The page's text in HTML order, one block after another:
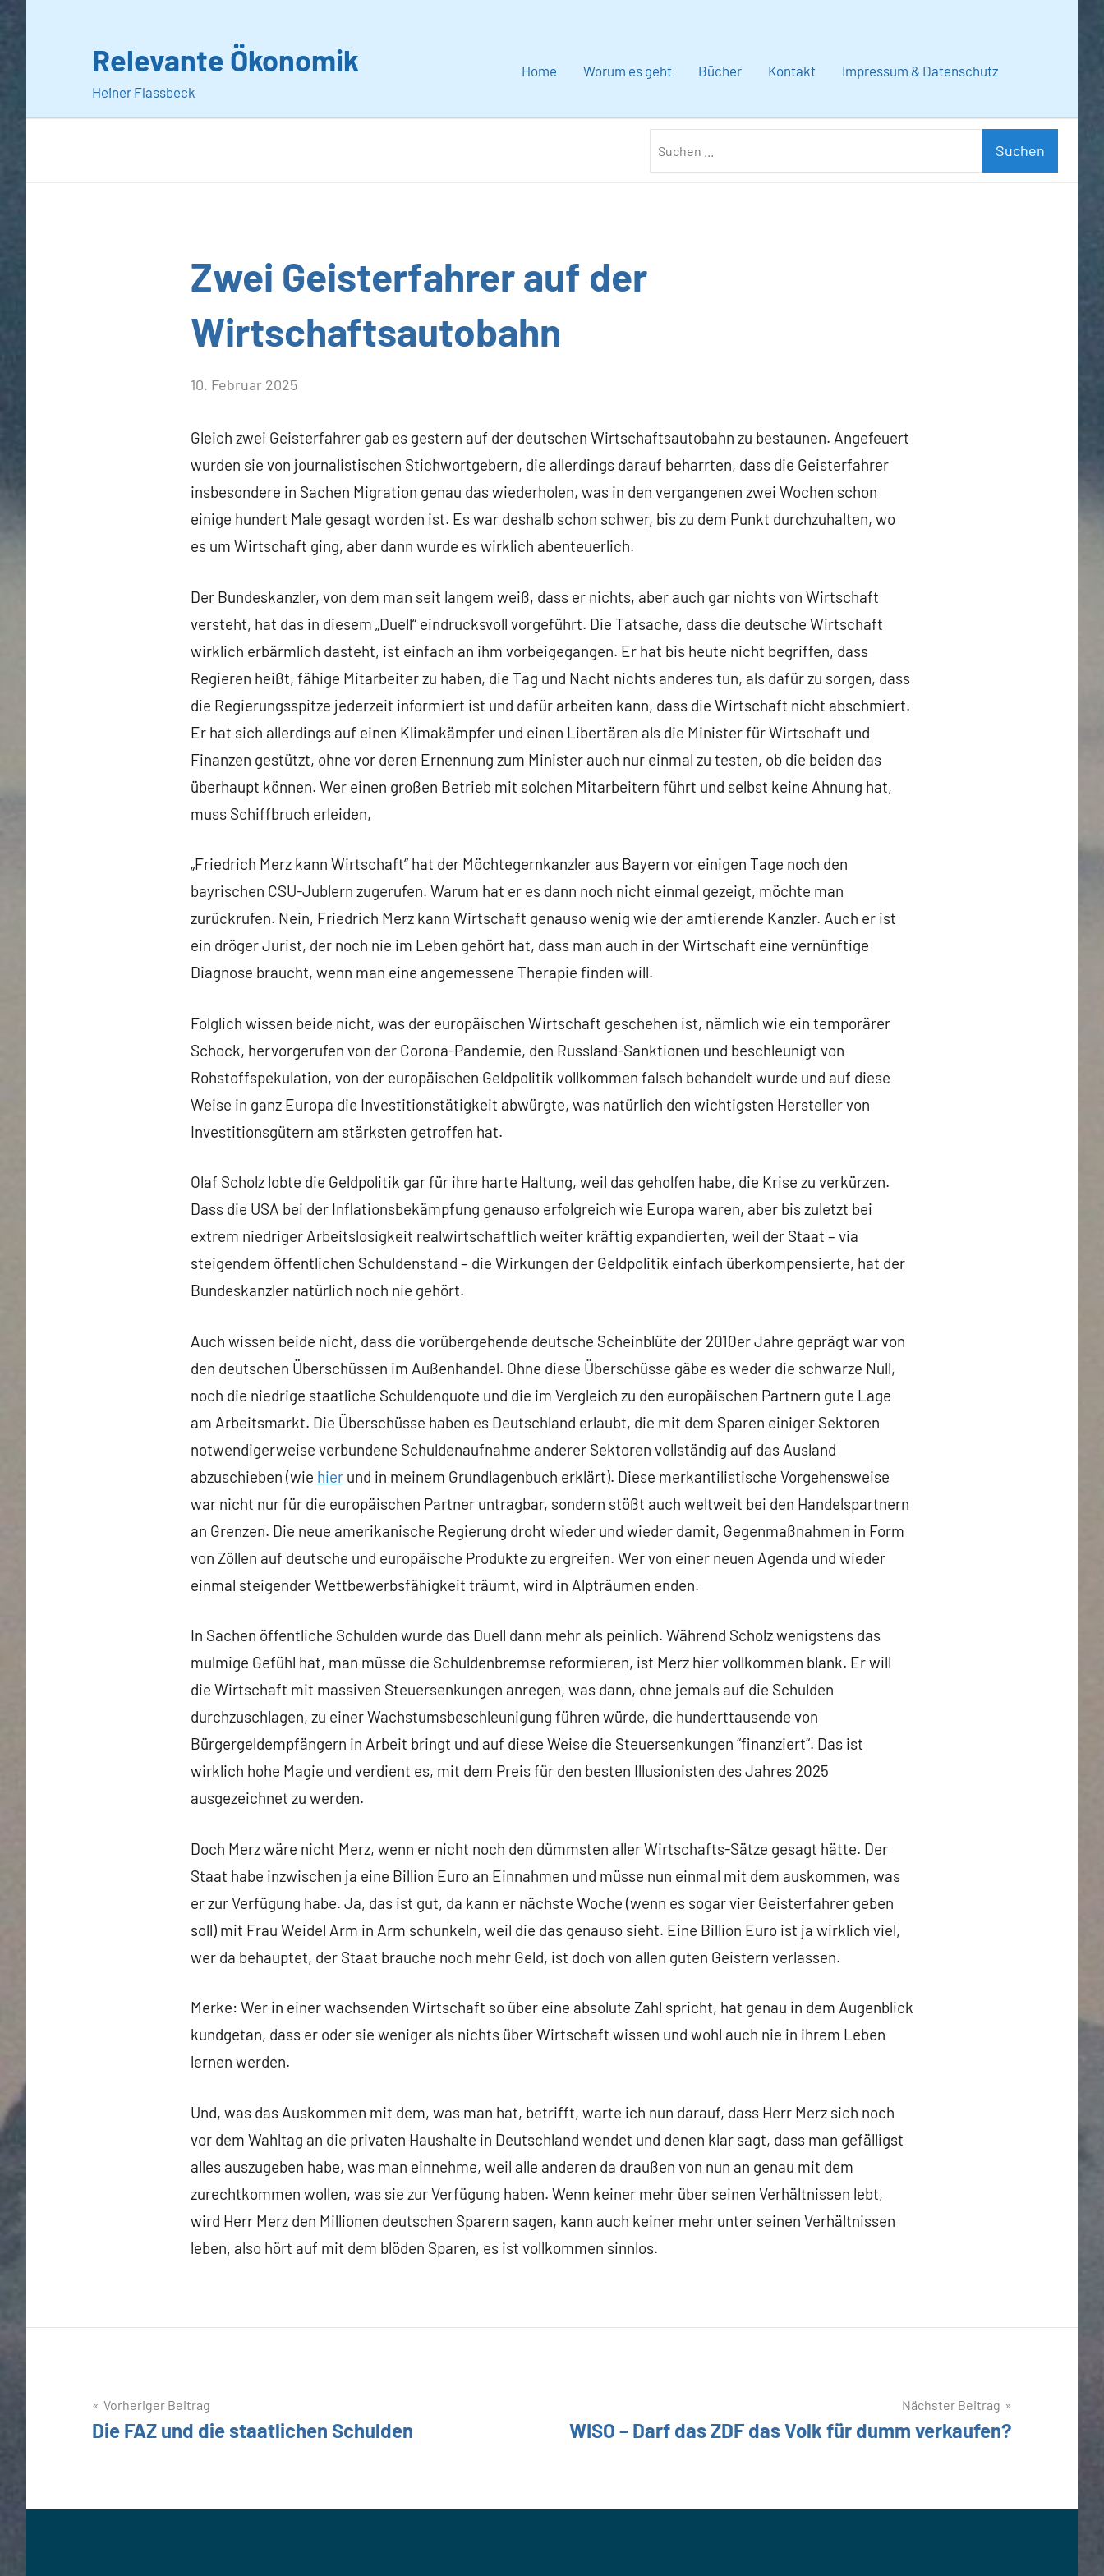
Relevante Ökonomik
Heiner Flassbeck
Home Worum es geht Bücher Kontakt Impressum & Datenschutz
Suchen
Allgemein
Zwei Geisterfahrer auf der
Wirtschaftsautobahn
von
Flassbeck
10. Februar 2025
Gleich zwei Geisterfahrer gab es gestern auf der deutschen Wirtschaftsautobahn zu bestaunen. Angefeuert
wurden sie von journalistischen Stichwortgebern, die allerdings darauf beharrten, dass die Geisterfahrer
insbesondere in Sachen Migration genau das wiederholen, was in den vergangenen zwei Wochen schon
einige hundert Male gesagt worden ist. Es war deshalb schon schwer, bis zu dem Punkt durchzuhalten, wo
es um Wirtschaft ging, aber dann wurde es wirklich abenteuerlich.
Der Bundeskanzler, von dem man seit langem weiß, dass er nichts, aber auch gar nichts von Wirtschaft
versteht, hat das in diesem „Duell“ eindrucksvoll vorgeführt. Die Tatsache, dass die deutsche Wirtschaft
wirklich erbärmlich dasteht, ist einfach an ihm vorbeigegangen. Er hat bis heute nicht begriffen, dass
Regieren heißt, fähige Mitarbeiter zu haben, die Tag und Nacht nichts anderes tun, als dafür zu sorgen, dass
die Regierungsspitze jederzeit informiert ist und dafür arbeiten kann, dass die Wirtschaft nicht abschmiert.
Er hat sich allerdings auf einen Klimakämpfer und einen Libertären als die Minister für Wirtschaft und
Finanzen gestützt, ohne vor deren Ernennung zum Minister auch nur einmal zu testen, ob die beiden das
überhaupt können. Wer einen großen Betrieb mit solchen Mitarbeitern führt und selbst keine Ahnung hat,
muss Schiffbruch erleiden,
„Friedrich Merz kann Wirtschaft“ hat der Möchtegernkanzler aus Bayern vor einigen Tage noch den
bayrischen CSU-Jublern zugerufen. Warum hat er es dann noch nicht einmal gezeigt, möchte man
zurückrufen. Nein, Friedrich Merz kann Wirtschaft genauso wenig wie der amtierende Kanzler. Auch er ist
ein dröger Jurist, der noch nie im Leben gehört hat, dass man auch in der Wirtschaft eine vernünftige
Diagnose braucht, wenn man eine angemessene Therapie finden will.
Folglich wissen beide nicht, was der europäischen Wirtschaft geschehen ist, nämlich wie ein temporärer
Schock, hervorgerufen von der Corona-Pandemie, den Russland-Sanktionen und beschleunigt von
Rohstoffspekulation, von der europäischen Geldpolitik vollkommen falsch behandelt wurde und auf diese
Weise in ganz Europa die Investitionstätigkeit abwürgte, was natürlich den wichtigsten Hersteller von
Investitionsgütern am stärksten getroffen hat.
Olaf Scholz lobte die Geldpolitik gar für ihre harte Haltung, weil das geholfen habe, die Krise zu verkürzen.
Dass die USA bei der Inflationsbekämpfung genauso erfolgreich wie Europa waren, aber bis zuletzt bei
extrem niedriger Arbeitslosigkeit realwirtschaftlich weiter kräftig expandierten, weil der Staat – via
steigendem öffentlichen Schuldenstand – die Wirkungen der Geldpolitik einfach überkompensierte, hat der
Bundeskanzler natürlich noch nie gehört.
Auch wissen beide nicht, dass die vorübergehende deutsche Scheinblüte der 2010er Jahre geprägt war von
den deutschen Überschüssen im Außenhandel. Ohne diese Überschüsse gäbe es weder die schwarze Null,
noch die niedrige staatliche Schuldenquote und die im Vergleich zu den europäischen Partnern gute Lage
am Arbeitsmarkt. Die Überschüsse haben es Deutschland erlaubt, die mit dem Sparen einiger Sektoren
notwendigerweise verbundene Schuldenaufnahme anderer Sektoren vollständig auf das Ausland
abzuschieben (wie hier und in meinem Grundlagenbuch erklärt). Diese merkantilistische Vorgehensweise
war nicht nur für die europäischen Partner untragbar, sondern stößt auch weltweit bei den Handelspartnern
an Grenzen. Die neue amerikanische Regierung droht wieder und wieder damit, Gegenmaßnahmen in Form
von Zöllen auf deutsche und europäische Produkte zu ergreifen. Wer von einer neuen Agenda und wieder
einmal steigender Wettbewerbsfähigkeit träumt, wird in Alpträumen enden.
In Sachen öffentliche Schulden wurde das Duell dann mehr als peinlich. Während Scholz wenigstens das
mulmige Gefühl hat, man müsse die Schuldenbremse reformieren, ist Merz hier vollkommen blank. Er will
die Wirtschaft mit massiven Steuersenkungen anregen, was dann, ohne jemals auf die Schulden
durchzuschlagen, zu einer Wachstumsbeschleunigung führen würde, die hunderttausende von
Bürgergeldempfängern in Arbeit bringt und auf diese Weise die Steuersenkungen “finanziert“. Das ist
wirklich hohe Magie und verdient es, mit dem Preis für den besten Illusionisten des Jahres 2025
ausgezeichnet zu werden.
Doch Merz wäre nicht Merz, wenn er nicht noch den dümmsten aller Wirtschafts-Sätze gesagt hätte. Der
Staat habe inzwischen ja eine Billion Euro an Einnahmen und müsse nun einmal mit dem auskommen, was
er zur Verfügung habe. Ja, das ist gut, da kann er nächste Woche (wenn es sogar vier Geisterfahrer geben
soll) mit Frau Weidel Arm in Arm schunkeln, weil die das genauso sieht. Eine Billion Euro ist ja wirklich viel,
wer da behauptet, der Staat brauche noch mehr Geld, ist doch von allen guten Geistern verlassen.
Merke: Wer in einer wachsenden Wirtschaft so über eine absolute Zahl spricht, hat genau in dem Augenblick
kundgetan, dass er oder sie weniger als nichts über Wirtschaft wissen und wohl auch nie in ihrem Leben
lernen werden.
Und, was das Auskommen mit dem, was man hat, betrifft, warte ich nun darauf, dass Herr Merz sich noch
vor dem Wahltag an die privaten Haushalte in Deutschland wendet und denen klar sagt, dass man gefälligst
alles auszugeben habe, was man einnehme, weil alle anderen da draußen von nun an genau mit dem
zurechtkommen wollen, was sie zur Verfügung haben. Wenn keiner mehr über seinen Verhältnissen lebt,
wird Herr Merz den Millionen deutschen Sparern sagen, kann auch keiner mehr unter seinen Verhältnissen
leben, also hört auf mit dem blöden Sparen, es ist vollkommen sinnlos.
Beitragsnavigation
Vorheriger Beitrag
Die FAZ und die staatlichen Schulden
Nächster Beitrag
WISO – Darf das ZDF das Volk für dumm verkaufen?